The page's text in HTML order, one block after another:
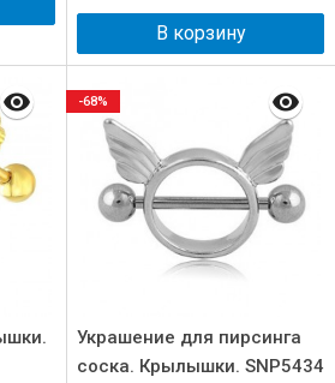
В корзину
Украшение для пирсинга
соска. Крылышки. SNP5434
-68%